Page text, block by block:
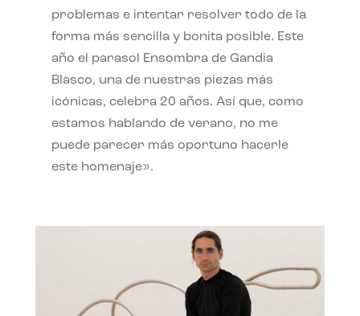
problemas e intentar resolver todo de la
forma más sencilla y bonita posible. Este
año el parasol Ensombra de Gandia
Blasco, una de nuestras piezas más
icónicas, celebra 20 años. Así que, como
estamos hablando de verano, no me
puede parecer más oportuno hacerle
este homenaje».